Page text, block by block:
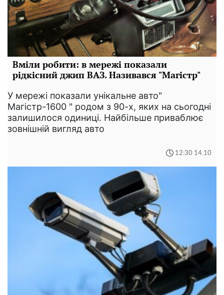
Вміли робити: в мережі показали
рідкісний джип ВАЗ. Називався "Магістр"
У мережі показали унікальне авто"
Магістр-1600 " родом з 90-х, яких на сьогодні
залишилося одиниці. Найбільше приваблює
зовнішній вигляд авто
12:30 14.10